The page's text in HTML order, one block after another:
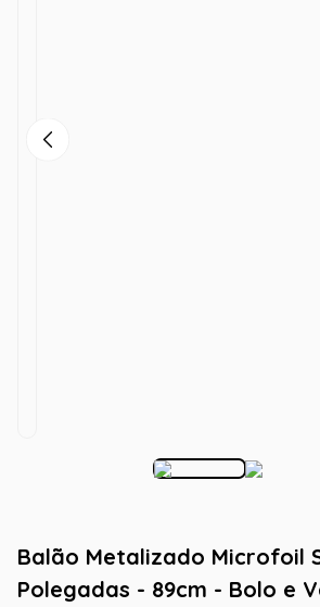
Balão Metalizado Microfoil
Polegadas - 89cm - Bolo e